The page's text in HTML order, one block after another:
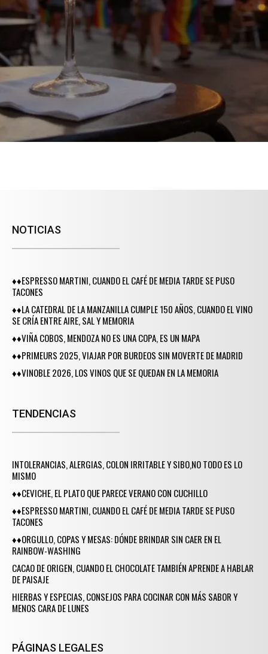
NOTICIAS
♦♦ESPRESSO MARTINI, CUANDO EL CAFÉ DE MEDIA TARDE SE PUSO
TACONES
♦♦LA CATEDRAL DE LA MANZANILLA CUMPLE 150 AÑOS, CUANDO EL VINO
SE CRÍA ENTRE AIRE, SAL Y MEMORIA
♦♦VIÑA COBOS, MENDOZA NO ES UNA COPA, ES UN MAPA
♦♦PRIMEURS 2025, VIAJAR POR BURDEOS SIN MOVERTE DE MADRID
♦♦VINOBLE 2026, LOS VINOS QUE SE QUEDAN EN LA MEMORIA
TENDENCIAS
INTOLERANCIAS, ALERGIAS, COLON IRRITABLE Y SIBO,NO TODO ES LO
MISMO
♦♦CEVICHE, EL PLATO QUE PARECE VERANO CON CUCHILLO
♦♦ESPRESSO MARTINI, CUANDO EL CAFÉ DE MEDIA TARDE SE PUSO
TACONES
♦♦ORGULLO, COPAS Y MESAS: DÓNDE BRINDAR SIN CAER EN EL
RAINBOW-WASHING
CACAO DE ORIGEN, CUANDO EL CHOCOLATE TAMBIÉN APRENDE A HABLAR
DE PAISAJE
HIERBAS Y ESPECIAS, CONSEJOS PARA COCINAR CON MÁS SABOR Y
MENOS CARA DE LUNES
PÁGINAS LEGALES